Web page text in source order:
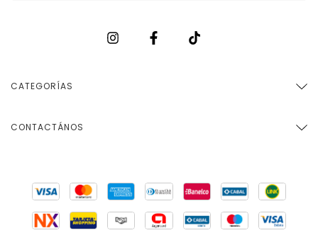
CATEGORÍAS
CONTACTÁNOS